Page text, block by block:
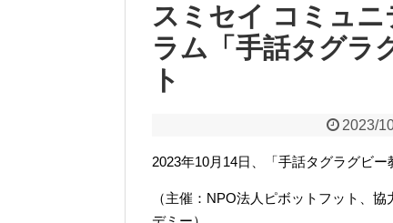
スミセイ コミュ
ラム「手話タグラ
ト
2023/
2023年10月14日、「手話タグラグビ
（主催： NPO法人ピボットフット、 協